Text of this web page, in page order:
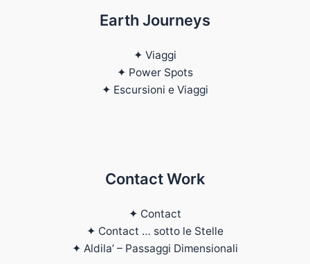
Earth Journeys
✦ Viaggi
✦ Power Spots
✦ Escursioni e Viaggi​
Contact Work
✦ Contact
✦ Contact … sotto le Stelle
✦ Aldila’ – Passaggi Dimensionali